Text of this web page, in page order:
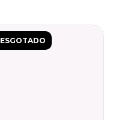
ESGOTADO